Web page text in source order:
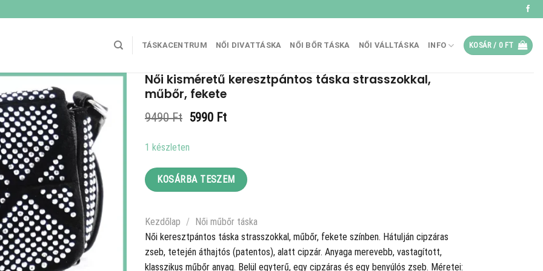
TÁSKACENTRUM NŐI DIVATTÁSKA NŐI BŐR TÁSKA NŐI VÁLLTÁSKA INFO KOSÁR / 0 FT
Női kisméretű keresztpántos táska strasszokkal,
műbőr, fekete
9490Ft Original
9490 Ft.
5990 FtCurrent
1 készleten
KOSÁRBA TESZEM
Kezdőlap / Női műbőr táska
Női keresztpántos táska strasszokkal, műbőr, fekete színben. Hátulján cipzáras
zseb, tetején áthajtós (patentos), alatt cipzár. Anyaga merevebb, vastagított,
klasszikus műbőr anyag. Belül egyterű, egy cipzáras és egy benyúlós zseb. Méretei: